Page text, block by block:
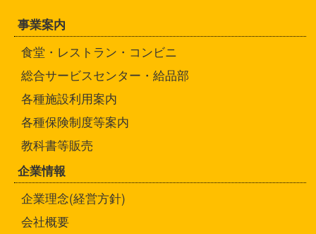
事業案内
食堂・レストラン・コンビニ
総合サービスセンター・給品部
各種施設利用案内
各種保険制度等案内
教科書等販売
企業情報
企業理念(経営方針)
会社概要